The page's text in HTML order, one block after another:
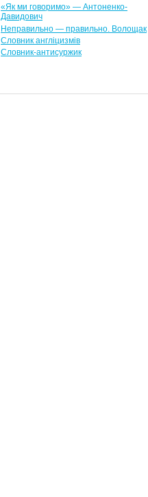
«Як ми говоримо» — Антоненко-
Давидович
Неправильно — правильно. Волощак
Словник англіцизмів
Словник-антисуржик